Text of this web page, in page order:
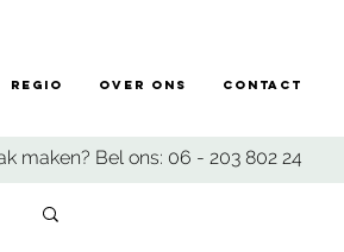
maken? Bel ons: 06 - 203 802 24
Regio Over ons Contact